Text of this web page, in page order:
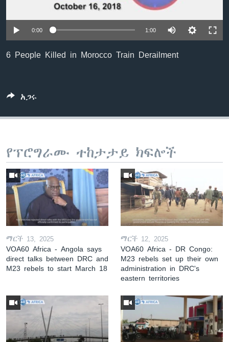
0:00 1:00
6 People Killed in Morocco Train Derailment
አጋሩ
የፕሮግራሙ ተከታታይ ክፍሎች
ማርች 13, 2025
VOA60 Africa - Angola says
direct talks between DRC and
M23 rebels to start March 18
ማርች 12, 2025
VOA60 Africa - DR Congo:
M23 rebels set up their own
administration in DRC's
eastern territories